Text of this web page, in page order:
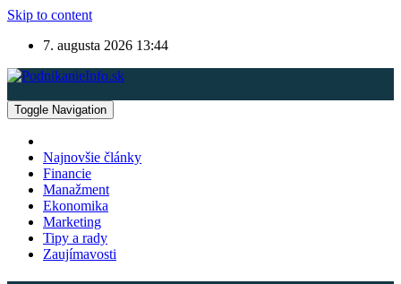
Skip to content
7. augusta 2026 13:44
Toggle Navigation
Najnovšie články
Financie
Manažment
Ekonomika
Marketing
Tipy a rady
Zaujímavosti